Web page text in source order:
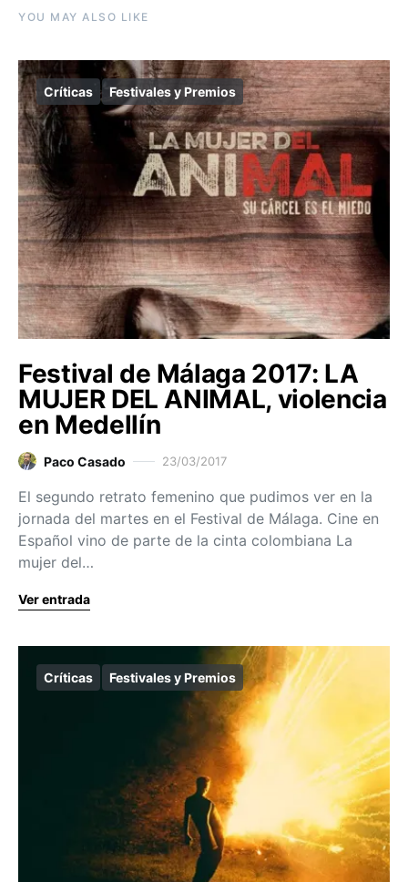
YOU MAY ALSO LIKE
Críticas Festivales y Premios
Festival de Málaga 2017: LA
MUJER DEL ANIMAL, violencia
en Medellín
Paco Casado 23/03/2017
El segundo retrato femenino que pudimos ver en la
jornada del martes en el Festival de Málaga. Cine en
Español vino de parte de la cinta colombiana La
mujer del…
Ver entrada
Críticas Festivales y Premios